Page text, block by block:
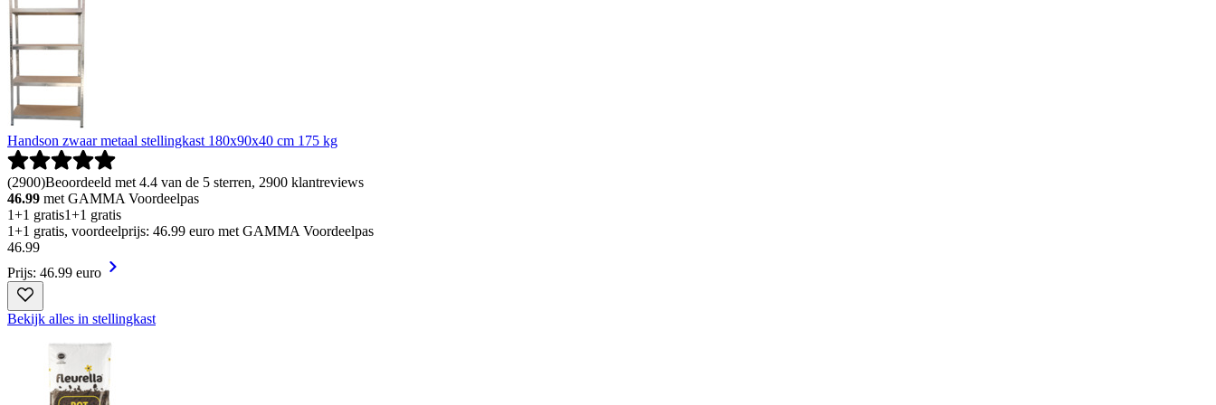
Handson zwaar metaal stellingkast 180x90x40 cm 175 kg
(2900)Beoordeeld met 4.4 van de 5 sterren, 2900 klantreviews
46.99 met GAMMA Voordeelpas
1+1 gratis1+1 gratis
1+1 gratis, voordeelprijs: 46.99 euro met GAMMA Voordeelpas
46.99
Prijs: 46.99 euro
Bekijk alles in stellingkast